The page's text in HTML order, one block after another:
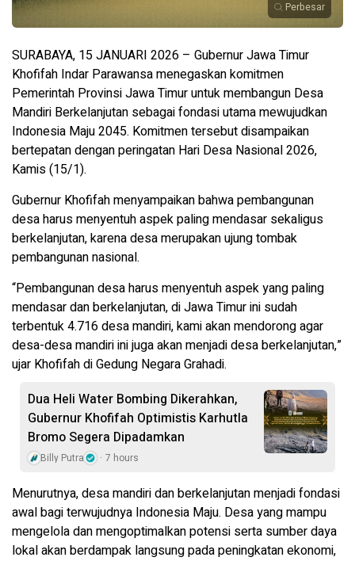
Perbesar
SURABAYA, 15 JANUARI 2026 – Gubernur Jawa Timur
Khofifah Indar Parawansa menegaskan komitmen
Pemerintah Provinsi Jawa Timur untuk membangun Desa
Mandiri Berkelanjutan sebagai fondasi utama mewujudkan
Indonesia Maju 2045. Komitmen tersebut disampaikan
bertepatan dengan peringatan Hari Desa Nasional 2026,
Kamis (15/1).
Gubernur Khofifah menyampaikan bahwa pembangunan
desa harus menyentuh aspek paling mendasar sekaligus
berkelanjutan, karena desa merupakan ujung tombak
pembangunan nasional.
“Pembangunan desa harus menyentuh aspek yang paling
mendasar dan berkelanjutan, di Jawa Timur ini sudah
terbentuk 4.716 desa mandiri, kami akan mendorong agar
desa-desa mandiri ini juga akan menjadi desa berkelanjutan,”
ujar Khofifah di Gedung Negara Grahadi.
Dua Heli Water Bombing Dikerahkan,
Gubernur Khofifah Optimistis Karhutla
Bromo Segera Dipadamkan
Billy Putra 7 hours
Menurutnya, desa mandiri dan berkelanjutan menjadi fondasi
awal bagi terwujudnya Indonesia Maju. Desa yang mampu
mengelola dan mengoptimalkan potensi serta sumber daya
lokal akan berdampak langsung pada peningkatan ekonomi,